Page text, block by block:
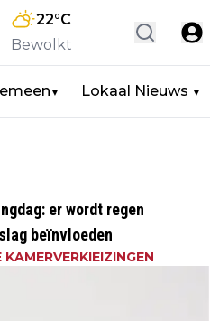
22°C
Bewolkt
▼ Lokaal Nieuws ▼
er wordt regen
beïnvloeden